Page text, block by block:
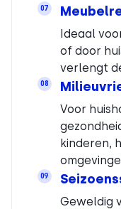
07
Ideaal
of door
verlengt
08
Voor
kinderen,
09
Geweldig